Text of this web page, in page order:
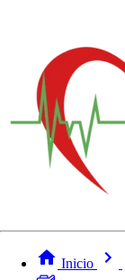
Inicio